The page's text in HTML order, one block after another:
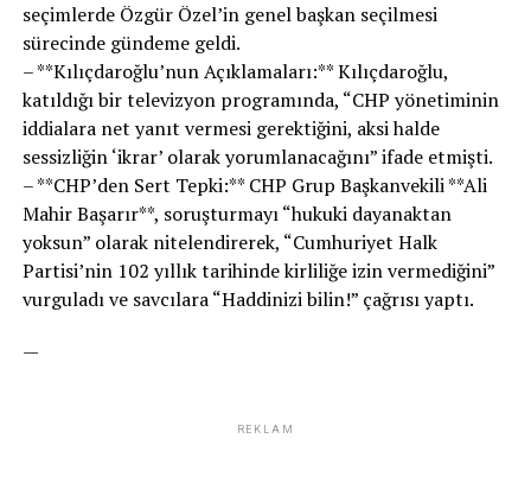
seçimlerde Özgür Özel’in genel başkan seçilmesi
sürecinde gündeme geldi.
– **Kılıçdaroğlu’nun Açıklamaları:** Kılıçdaroğlu,
katıldığı bir televizyon programında, “CHP yönetiminin
iddialara net yanıt vermesi gerektiğini, aksi halde
sessizliğin ‘ikrar’ olarak yorumlanacağını” ifade etmişti.
– **CHP’den Sert Tepki:** CHP Grup Başkanvekili **Ali
Mahir Başarır**, soruşturmayı “hukuki dayanaktan
yoksun” olarak nitelendirerek, “Cumhuriyet Halk
Partisi’nin 102 yıllık tarihinde kirliliğe izin vermediğini”
vurguladı ve savcılara “Haddinizi bilin!” çağrısı yaptı.
—
REKLAM